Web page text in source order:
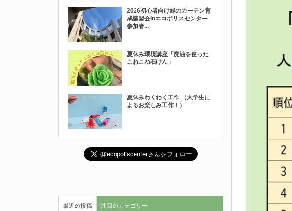
2026初心者向け緑のカーテン育
成講習会inエコポリスセンター
参加者...
夏休み環境講座「廃油を使った
こねこね石けん」
夏休みわくわく工作 （大学生に
よるお楽しみ工作！）
最近の投稿 注目のカテゴリー